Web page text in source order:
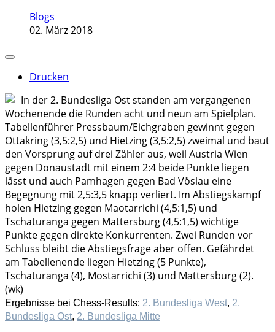
Blogs
02. März 2018
Drucken
In der 2. Bundesliga Ost standen am vergangenen
Wochenende die Runden acht und neun am Spielplan.
Tabellenführer Pressbaum/Eichgraben gewinnt gegen
Ottakring (3,5:2,5) und Hietzing (3,5:2,5) zweimal und baut
den Vorsprung auf drei Zähler aus, weil Austria Wien
gegen Donaustadt mit einem 2:4 beide Punkte liegen
lässt und auch Pamhagen gegen Bad Vöslau eine
Begegnung mit 2,5:3,5 knapp verliert. Im Abstiegskampf
holen Hietzing gegen Maotarrichi (4,5:1,5) und
Tschaturanga gegen Mattersburg (4,5:1,5) wichtige
Punkte gegen direkte Konkurrenten. Zwei Runden vor
Schluss bleibt die Abstiegsfrage aber offen. Gefährdet
am Tabellenende liegen Hietzing (5 Punkte),
Tschaturanga (4), Mostarrichi (3) und Mattersburg (2).
(wk)
Ergebnisse bei Chess-Results: 2. Bundesliga West, 2.
Bundesliga Ost, 2. Bundesliga Mitte